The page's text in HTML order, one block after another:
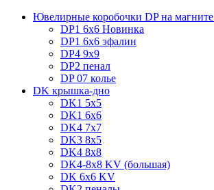
Ювелирные коробочки DP на магните
DP1 6x6 Новинка
DP1 6x6 эфалин
DP4 9x9
DP2 пенал
DP 07 колье
DK крышка-дно
DK1 5x5
DK1 6x6
DK4 7х7
DK3 8x5
DK4 8x8
DK4-8x8 KV (большая)
DK 6х6 KV